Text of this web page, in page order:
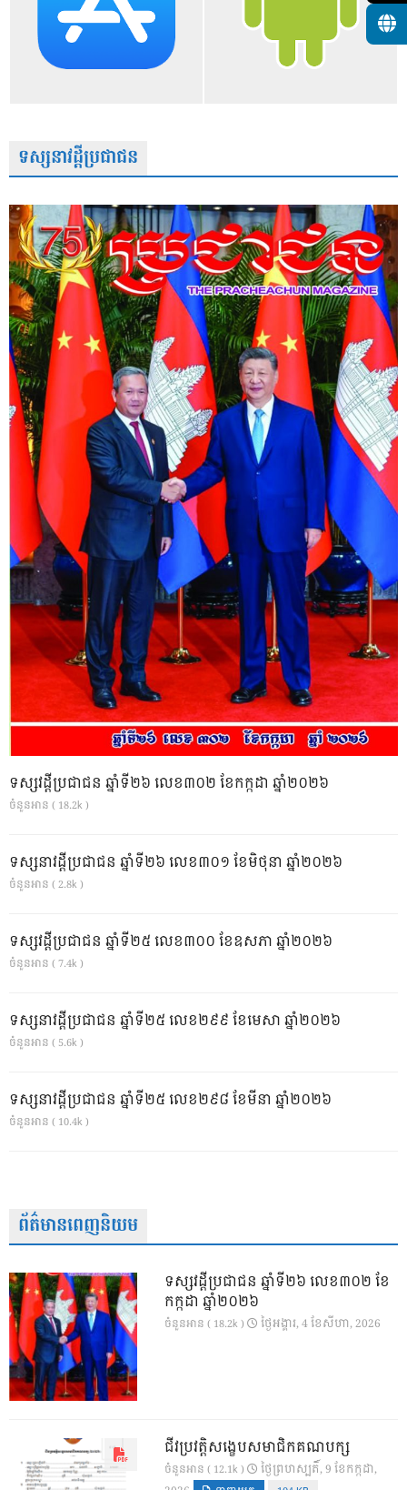
ទស្សនាវដ្តីប្រជាជន
ទស្សវដ្តីប្រជាជន ឆ្នាំទី២៦ លេខ៣០២ ខែកក្កដា ឆ្នាំ២០២៦
ចំនួនអាន ( 18.2k )
ទស្សនាវដ្ដីប្រជាជន ឆ្នាំទី២៦ លេខ៣០១ ខែមិថុនា ឆ្នាំ២០២៦
ចំនួនអាន ( 2.8k )
ទស្សវដ្តីប្រជាជន ឆ្នាំទី២៥ លេខ៣០០ ខែឧសភា ឆ្នាំ២០២៦
ចំនួនអាន ( 7.4k )
ទស្សនាវដ្ដីប្រជាជន ឆ្នាំទី២៥ លេខ២៩៩ ខែមេសា ឆ្នាំ២០២៦
ចំនួនអាន ( 5.6k )
ទស្សនាវដ្ដីប្រជាជន ឆ្នាំទី២៥ លេខ២៩៨ ខែមីនា ឆ្នាំ២០២៦
ចំនួនអាន ( 10.4k )
ព័ត៌មានពេញនិយម
ទស្សវដ្តីប្រជាជន ឆ្នាំទី២៦ លេខ៣០២ ខែ
កក្កដា ឆ្នាំ២០២៦
ចំនួនអាន ( 18.2k ) ថ្ងៃ​អង្គារ, 4 ខែ​សីហា, 2026
ជីវប្រវត្តិសង្ខេបសមាជិកគណបក្ស
ចំនួនអាន ( 12.1k )
ថ្ងៃ​ព្រហស្បតិ៍, 9 ខែ​កក្កដា,